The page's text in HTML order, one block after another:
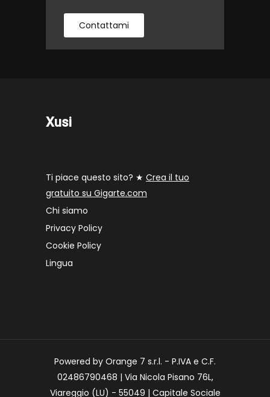
Contattami
Xusi
Ti piace questo sito? ★ Crea il tuo
gratuito su Gigarte.com
Chi siamo
Privacy Policy
Cookie Policy
Lingua
Powered by Orange 7 s.r.l. - P.IVA e C.F.
02486790468 | Via Nicola Pisano 76L,
Viareggio (LU) - 55049 | Capitale Sociale